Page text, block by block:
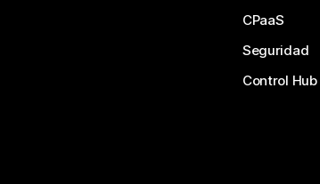
CPaaS
Seguridad
Control Hub